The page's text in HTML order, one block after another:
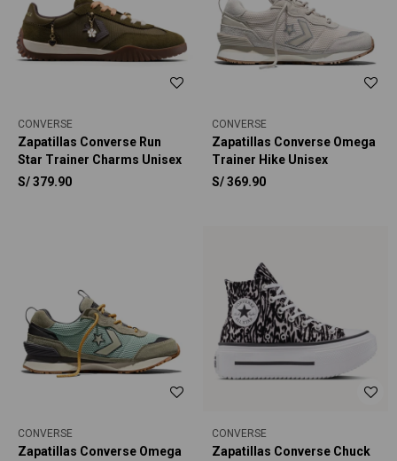
CONVERSE
Zapatillas Converse Run
Star Trainer Charms Unisex
S/379.90
CONVERSE
Zapatillas Converse Omega
Trainer Hike Unisex
S/369.90
CONVERSE
Zapatillas Converse Omega
CONVERSE
Zapatillas Converse Chuck